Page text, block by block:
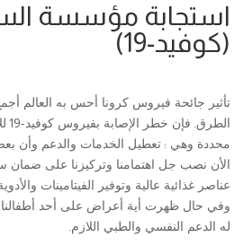
استجابة مؤسسة
(كوفيد-19)
تأثير جائحة فيروس كرونا أحس به العالم
الطرق فإن خطر الإصابة بفيروس كوفيد-19
محددة وهي : تعطيل الخدمات والدعم وأن
الأن نصب جل اهتمامنا وتركيزنا على ضمان
عناصر غذائية عالية وتوفير الفيتامينات
وفي حال ظهرت أية أعراض على أحد أطفالنا
له الدعم النفسي والطبي اللازم